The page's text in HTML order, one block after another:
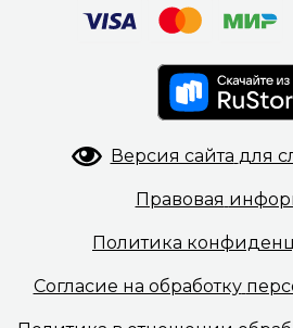
Версия сайта для
Правовая
Политика
Согласие на обработку